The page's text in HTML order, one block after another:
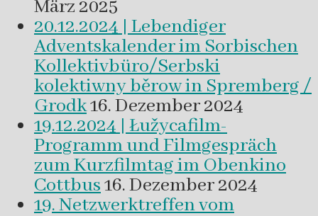
März 2025
20.12.2024 | Lebendiger
Adventskalender im Sorbischen
Kollektivbüro/Serbski
kolektiwny běrow in Spremberg /
Grodk16. Dezember 2024
19.12.2024 | Łužycafilm-
Programm und Filmgespräch
zum Kurzfilmtag im Obenkino
Cottbus16. Dezember 2024
19. Netzwerktreffen vom